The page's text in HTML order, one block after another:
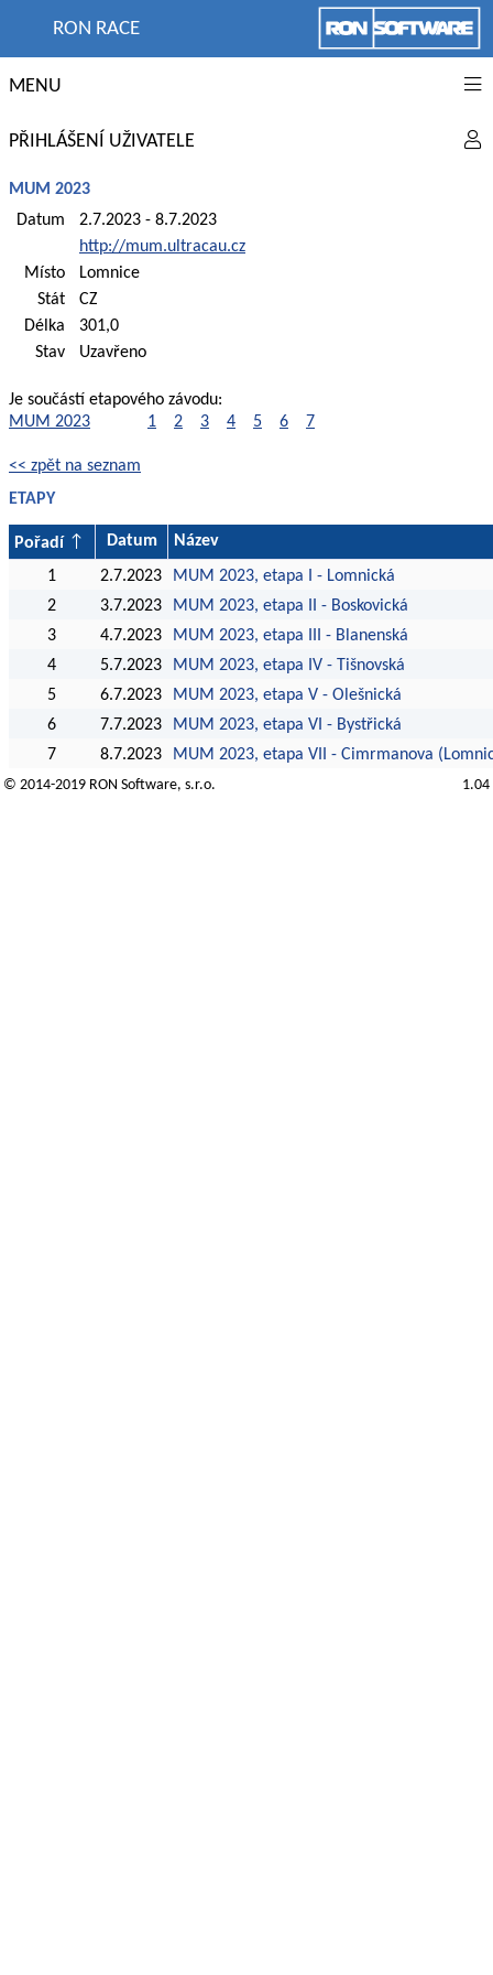
RON RACE
MENU
PŘIHLÁŠENÍ UŽIVATELE
MUM 2023
Datum
2.7.2023 - 8.7.2023
http://mum.ultracau.cz
Místo
Lomnice
Stát
CZ
Délka
301,0
Stav
Uzavřeno
Je součástí etapového závodu:
MUM 2023
1 2 3 4 5 6 7
<< zpět na seznam
ETAPY
Pořadí Datum
Název
1
2.7.2023
MUM 2023, etapa I - Lomnická
2
3.7.2023
MUM 2023, etapa II - Boskovická
3
4.7.2023
MUM 2023, etapa III - Blanenská
4
5.7.2023
MUM 2023, etapa IV - Tišnovská
5
6.7.2023
MUM 2023, etapa V - Olešnická
6
7.7.2023
MUM 2023, etapa VI - Bystřická
7
8.7.2023 MUM 2023, etapa VII - Cimrmanova
© 2014-2019 RON Software, s.r.o. 1.04